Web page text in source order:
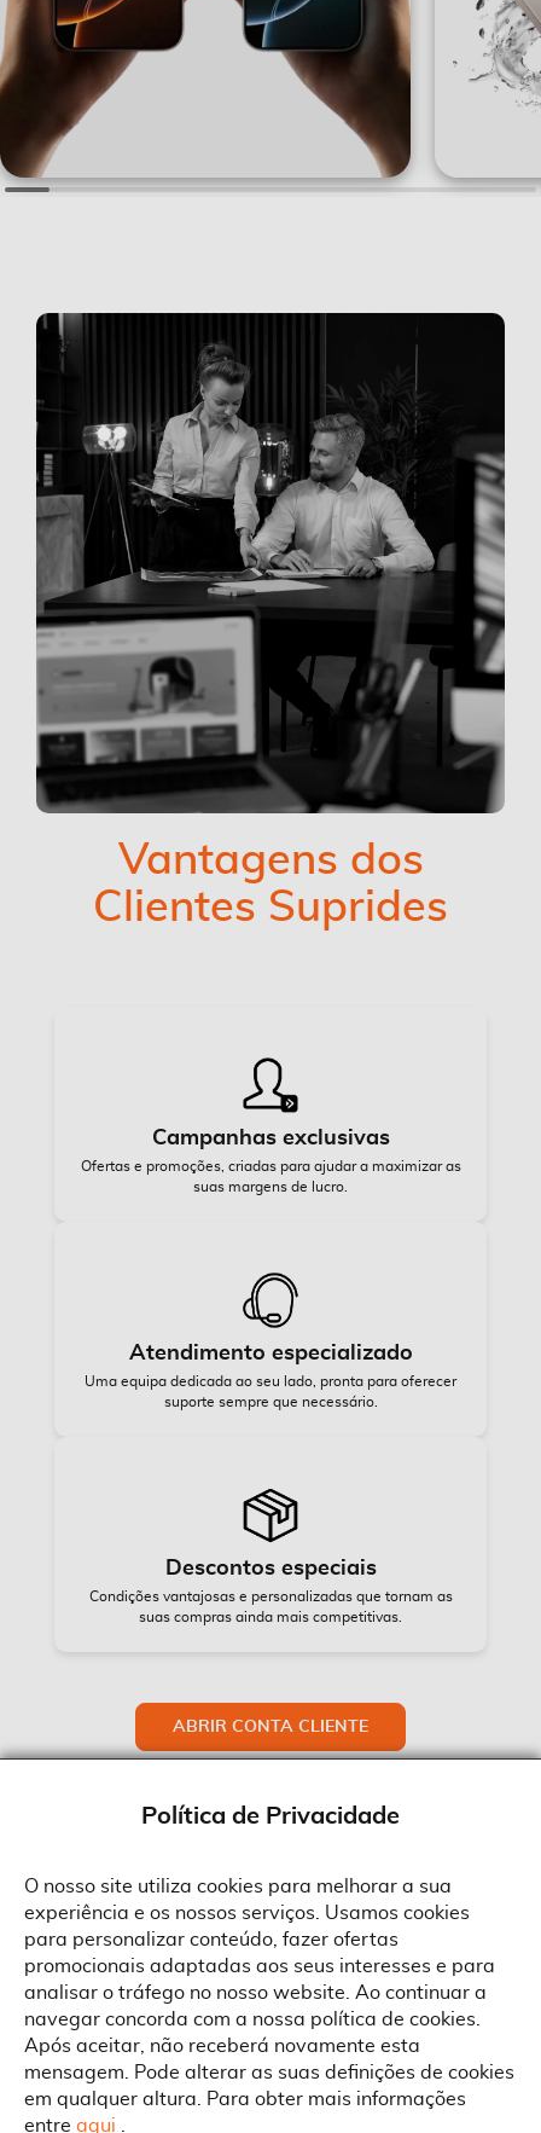
Vantagens dos
Clientes Suprides
Campanhas exclusivas
Ofertas e promoções, criadas para ajudar a maximizar as
suas margens de lucro.
Atendimento especializado
Uma equipa dedicada ao seu lado, pronta para oferecer
suporte sempre que necessário.
Descontos especiais
Condições vantajosas e personalizadas que tornam as
suas compras ainda mais competitivas.
ABRIR CONTA CLIENTE
Política de Privacidade
O nosso site utiliza cookies para melhorar a sua
experiência e os nossos serviços. Usamos cookies
para personalizar conteúdo, fazer ofertas
promocionais adaptadas aos seus interesses e para
analisar o tráfego no nosso website. Ao continuar a
navegar concorda com a nossa política de cookies.
Após aceitar, não receberá novamente esta
mensagem. Pode alterar as suas definições de cookies
em qualquer altura. Para obter mais informações
entre aqui
Sobre a Suprides
Quem Somos
Informações
Termos e Condições
Condições Gerais de Venda
Serviço Pós-Venda
Contactos
Morada
Rua Gonçalves Zarco, 1837
Política de Cookies
Ao aceitar a política de cookies da Suprides deverá ter em consideração
que a utilização de cookies possibilita a personalização da utilização e a
apresentação de serviços e ofertas adaptadas ao seu interesses. Pode
alterar as suas definições de cookies a qualquer altura.